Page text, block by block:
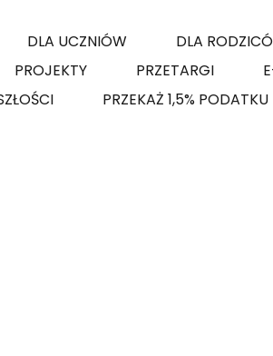
DLA UCZNIÓW
DLA
PROJEKTY PRZETARGI
PRZEKAŻ 1,5% PODATKU